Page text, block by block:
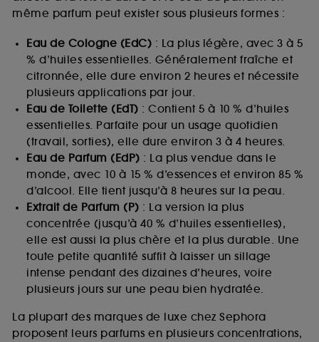
même parfum peut exister sous plusieurs formes :
Eau de Cologne (EdC) : La plus légère, avec 3 à 5
% d’huiles essentielles. Généralement fraîche et
citronnée, elle dure environ 2 heures et nécessite
plusieurs applications par jour.
Eau de Toilette (EdT) : Contient 5 à 10 % d’huiles
essentielles. Parfaite pour un usage quotidien
(travail, sorties), elle dure environ 3 à 4 heures.
Eau de Parfum (EdP) : La plus vendue dans le
monde, avec 10 à 15 % d’essences et environ 85 %
d’alcool. Elle tient jusqu’à 8 heures sur la peau.
Extrait de Parfum (P) : La version la plus
concentrée (jusqu’à 40 % d’huiles essentielles),
elle est aussi la plus chère et la plus durable. Une
toute petite quantité suffit à laisser un sillage
intense pendant des dizaines d’heures, voire
plusieurs jours sur une peau bien hydratée.
La plupart des marques de luxe chez Sephora
proposent leurs parfums en plusieurs concentrations,